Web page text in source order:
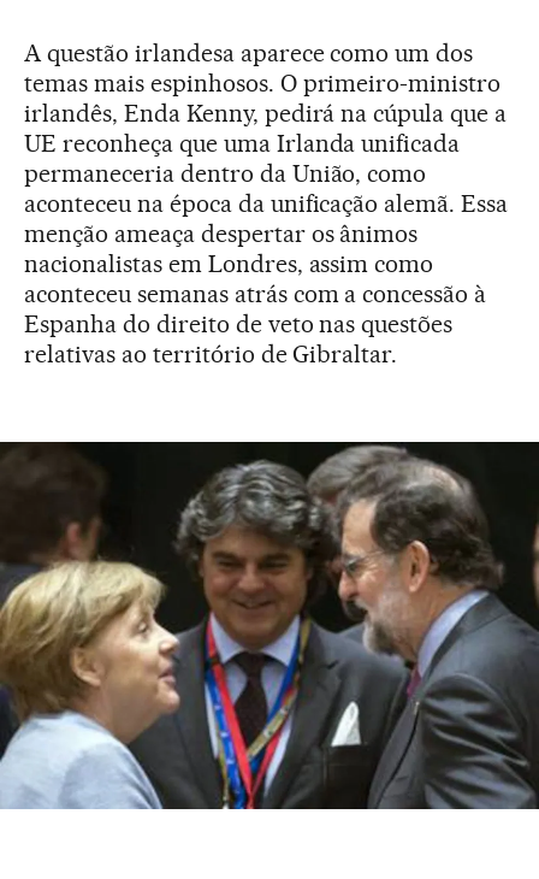
A questão irlandesa aparece como um dos
temas mais espinhosos. O primeiro-ministro
irlandês, Enda Kenny, pedirá na cúpula que a
UE reconheça que uma Irlanda unificada
permaneceria dentro da União, como
aconteceu na época da unificação alemã. Essa
menção ameaça despertar os ânimos
nacionalistas em Londres, assim como
aconteceu semanas atrás com a concessão à
Espanha do direito de veto nas questões
relativas ao território de Gibraltar.